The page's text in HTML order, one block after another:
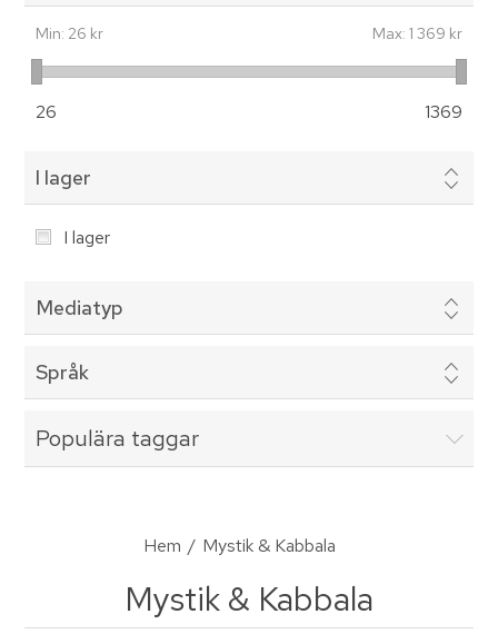
Min: 26 kr Max: 1 369 kr
26 1369
I lager
I lager
Mediatyp
Språk
Populära taggar
Hem / Mystik & Kabbala
Mystik & Kabbala